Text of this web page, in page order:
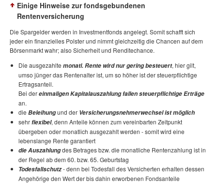
Einige Hinweise zur fondsgebundenen
Rentenversicherung
Die Spargelder werden in Investmentfonds angelegt. Somit schafft sich
jeder ein finanzielles Polster und nimmt gleichzeitig die Chancen auf dem
Börsenmarkt wahr; also Sicherheit und Renditechance.
Die ausgezahlte monatl. Rente wird nur gering besteuert, hier gilt,
umso jünger das Rentenalter ist, um so höher ist der steuerpflichtige
Ertragsanteil.
Bei dereinmaligen Kapitalauszahlung fallen steuerpflichtige Erträge
an.
die Beleihungund der Versicherungsnehmerwechsel ist möglich
sehrflexibel, denn Anteile können zum vereinbarten Zeitpunkt
übergeben oder monatlich ausgezahlt werden - somit wird eine
lebenslange Rente garantiert
die Auszahlungdes Betrages bzw. die monatliche Rentenzahlung ist in
der Regel ab dem 60. bzw. 65. Geburtstag
Todesfallschutz- denn bei Todesfall des Versicherten erhalten dessen
Angehörige den Wert der bis dahin erworbenen Fondsanteile